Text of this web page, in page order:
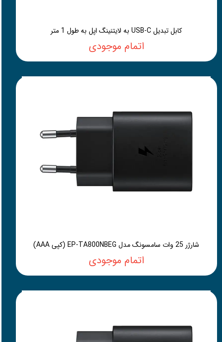
کابل تبدیل USB-C به لایتنینگ اپل به طول 1 متر
اتمام موجودی
شارژر 25 وات سامسونگ مدل EP-TA800NBEG (کپی AAA)
اتمام موجودی